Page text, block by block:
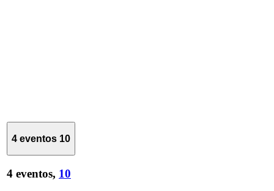
4 eventos 10
4 eventos, 10